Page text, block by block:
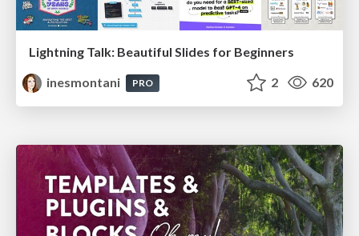
Lightning Talk: Beautiful Slides for Beginners
inesmontani
PRO 2 620